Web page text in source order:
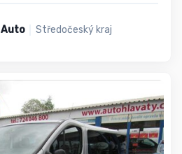
Středočeský kraj